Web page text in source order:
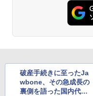
破産手続きに至ったJa
wbone、その急成長の
裏側を語った国内代理